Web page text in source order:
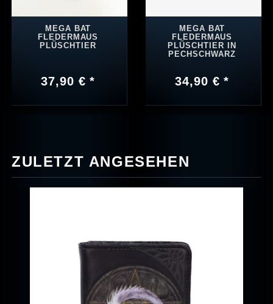
MEGA BAT
FLEDERMAUS
PLÜSCHTIER
37,90 € *
MEGA BAT
FLEDERMAUS
PLÜSCHTIER IN
PECHSCHWARZ
34,90 € *
ZULETZT ANGESEHEN